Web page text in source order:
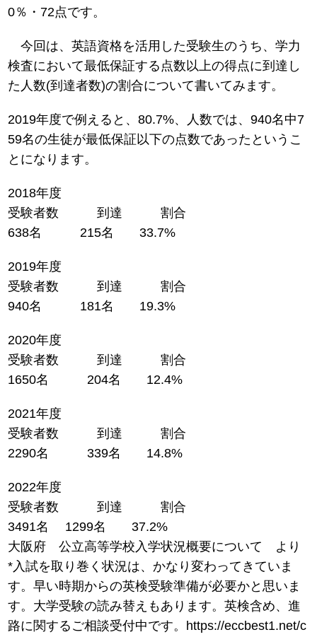
0％・72点です。
今回は、英語資格を活用した受験生のうち、学力
検査において最低保証する点数以上の得点に到達し
た人数(到達者数)の割合について書いてみます。
2019年度で例えると、80.7%、人数では、940名中7
59名の生徒が最低保証以下の点数であったというこ
とになります。
2018年度
受験者数 到達 割合
638名 215名 33.7%
2019年度
受験者数 到達 割合
940名 181名 19.3%
2020年度
受験者数 到達 割合
1650名 204名 12.4%
2021年度
受験者数 到達 割合
2290名 339名 14.8%
2022年度
受験者数 到達 割合
3491名 1299名 37.2%
大阪府 公立高等学校入学状況概要について より
*入試を取り巻く状況は、かなり変わってきていま
す。早い時期からの英検受験準備が必要かと思いま
す。大学受験の読み替えもあります。英検含め、進
路に関するご相談受付中です。https://eccbest1.net/c